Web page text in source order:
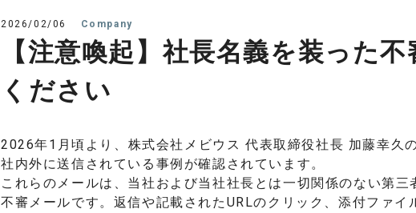
2026/02/06 Company
【注意喚起】社長名義を装った
ください
2026年1月頃より、株式会社メビウス 代表取締役社長 加藤幸久
社内外に送信されている事例が確認されています。
これらのメールは、当社および当社社長とは一切関係のない第
不審メールです。返信や記載されたURLのクリック、添付ファイ